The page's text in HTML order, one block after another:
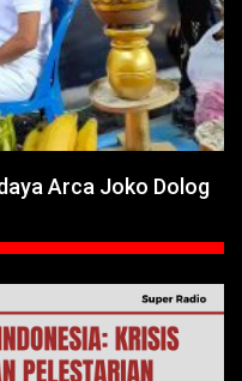
Arca Joko Dolog